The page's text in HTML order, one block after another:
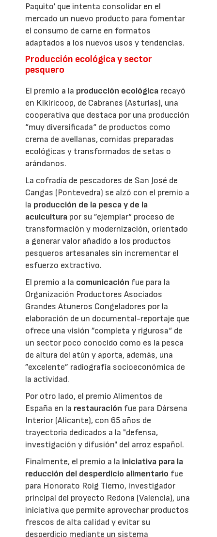
Paquito' que intenta consolidar en el
mercado un nuevo producto para fomentar
el consumo de carne en formatos
adaptados a los nuevos usos y tendencias.
Producción ecológica y sector
pesquero
El premio a la producción ecológica recayó
en Kikiricoop, de Cabranes (Asturias), una
cooperativa que destaca por una producción
“muy diversificada“ de productos como
crema de avellanas, comidas preparadas
ecológicas y transformados de setas o
arándanos.
La cofradía de pescadores de San José de
Cangas (Pontevedra) se alzó con el premio a
la producción de la pesca y de la
acuicultura por su ”ejemplar“ proceso de
transformación y modernización, orientado
a generar valor añadido a los productos
pesqueros artesanales sin incrementar el
esfuerzo extractivo.
El premio a la comunicación fue para la
Organización Productores Asociados
Grandes Atuneros Congeladores por la
elaboración de un documental-reportaje que
ofrece una visión ”completa y rigurosa“ de
un sector poco conocido como es la pesca
de altura del atún y aporta, además, una
”excelente” radiografía socioeconómica de
la actividad.
Por otro lado, el premio Alimentos de
España en la restauración fue para Dársena
Interior (Alicante), con 65 años de
trayectoria dedicados a la "defensa,
investigación y difusión" del arroz español.
Finalmente, el premio a la iniciativa para la
reducción del desperdicio alimentario fue
para Honorato Roig Tierno, investigador
principal del proyecto Redona (Valencia), una
iniciativa que permite aprovechar productos
frescos de alta calidad y evitar su
desperdicio mediante un sistema